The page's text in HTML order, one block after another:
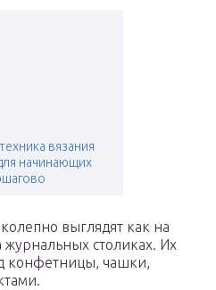
вязания
начинающих
выглядят как на
столиках. Их
конфетницы, чашки,